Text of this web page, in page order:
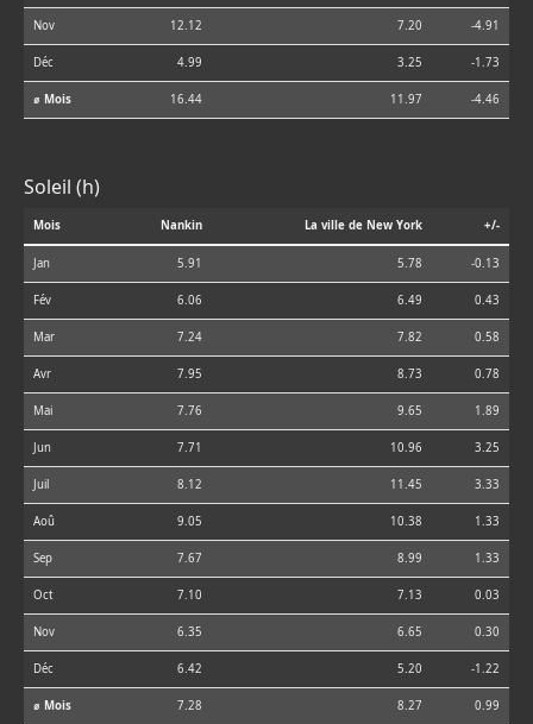
Nov 12.12 7.20 -4.91
Déc 4.99 3.25 -1.73
⌀ Mois 16.44 11.97 -4.46
Soleil (h)
Mois Nankin La ville de New York +/-
Jan 5.91 5.78 -0.13
Fév 6.06 6.49 0.43
Mar 7.24 7.82 0.58
Avr 7.95 8.73 0.78
Mai 7.76 9.65 1.89
Jun 7.71 10.96 3.25
Juil 8.12 11.45 3.33
Aoû 9.05 10.38 1.33
Sep 7.67 8.99 1.33
Oct 7.10 7.13 0.03
Nov 6.35 6.65 0.30
Déc 6.42 5.20 -1.22
⌀ Mois 7.28 8.27 0.99